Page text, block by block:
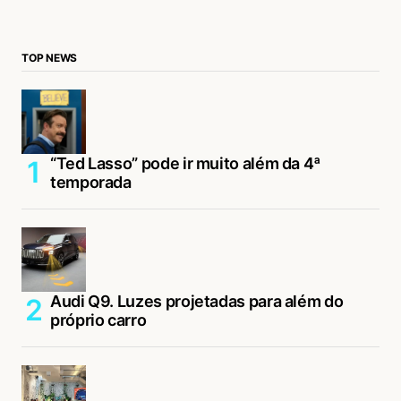
TOP NEWS
“Ted Lasso” pode ir muito além da 4ª
temporada
Audi Q9. Luzes projetadas para além do
próprio carro